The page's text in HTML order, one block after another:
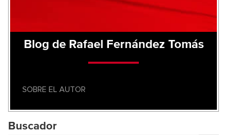
Blog de Rafael Fernández Tomás
SOBRE EL AUTOR
Buscador